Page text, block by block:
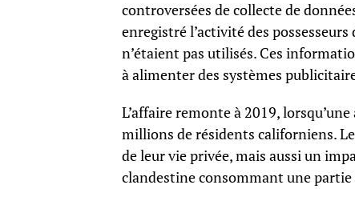
controversées de collecte de
enregistré l’activité des
n’étaient pas utilisés. Ces
à alimenter des systèmes
L’affaire remonte à 2019,
millions de résidents californiens.
de leur vie privée, mais aussi un
clandestine consommant une